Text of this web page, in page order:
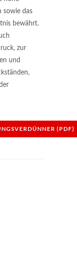
sowie das
bewährt.
zur
und
(PDF)